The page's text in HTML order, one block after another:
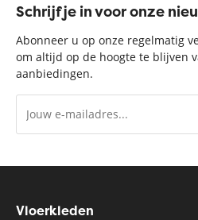
Schrijf je in voor onze
Abonneer u op onze regelmatig
om altijd op de hoogte te blijven
aanbiedingen.
Vloerkleden